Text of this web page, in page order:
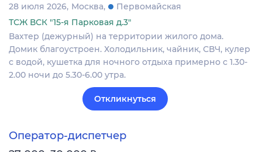
28 июля 2026 Москва
Первомайская
ТСЖ ВСК "15-я Парковая д.3"
Вахтер (дежурный) на территории жилого дома.
Домик благоустроен. Холодильник, чайник, СВЧ, кулер
с водой, кушетка для ночного отдыха примерно с 1.30-
2.00 ночи до 5.30-6.00 утра.
Откликнуться
Оператор-диспетчер